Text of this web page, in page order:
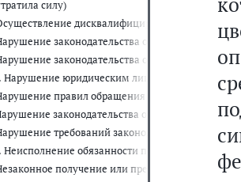
силу)
дисквалифицированным лицом
законодательства об организованных
законодательства о
Нарушение юридическим лицом
правил обращения с ломом и
законодательства о лотереях
требований законодательства об
Неисполнение обязанности по ведению
получение или предоставление